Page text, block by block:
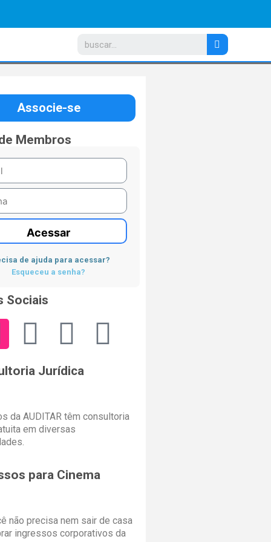
Associe-se
Membros
Acessar
de ajuda para acessar?
Esqueceu a senha?
Sociais
Jurídica
da AUDITAR têm consultoria
em diversas
para Cinema
não precisa nem sair de casa
ingressos corporativos da